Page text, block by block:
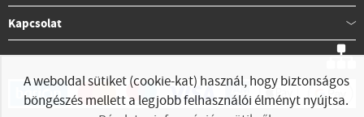
Kapcsolat
A weboldal sütiket (cookie-kat) használ, hogy biztonságos
böngészés mellett a legjobb felhasználói élményt nyújtsa.